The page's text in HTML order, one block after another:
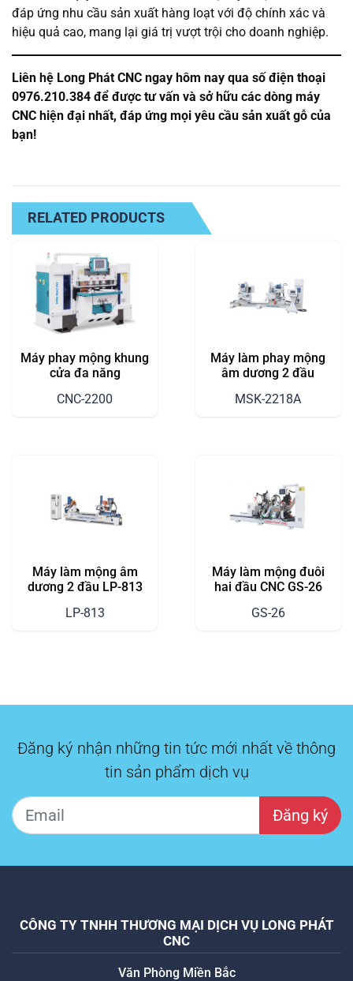
đáp ứng nhu cầu sản xuất hàng loạt với độ chính xác và
hiệu quả cao, mang lại giá trị vượt trội cho doanh nghiệp.
Liên hệ Long Phát CNC ngay hôm nay qua số điện thoại
0976.210.384 để được tư vấn và sở hữu các dòng máy
CNC hiện đại nhất, đáp ứng mọi yêu cầu sản xuất gỗ của
bạn!
RELATED PRODUCTS
Máy phay mộng khung
cửa đa năng
CNC-2200
Máy làm phay mộng
âm dương 2 đầu
MSK-2218A
Máy làm mộng âm
dương 2 đầu LP-813
LP-813
Máy làm mộng đuôi
hai đầu CNC GS-26
GS-26
Đăng ký nhận những tin tức mới nhất về thông
tin sản phẩm dịch vụ
Đăng ký
CÔNG TY TNHH THƯƠNG MẠI DỊCH VỤ LONG PHÁT
CNC
Văn Phòng Miền Bắc